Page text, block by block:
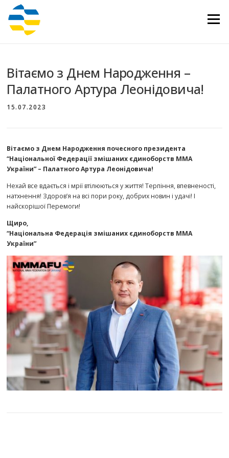
Перейти
вмісту
Меню
Вітаємо з Днем Народження –
Палатного Артура Леонідовича!
15.07.2023
Вітаємо з Днем Народження почесного президента
“Національної Федерації змішаних єдиноборств ММА
України” – Палатного Артура Леонідовича!
Нехай все вдається і мрії втілюються у життя! Терпіння, впевненості,
натхнення! Здоров’я на всі пори року, добрих новин і удачі! І
найскорішої Перемоги!
Щиро,
“Національна Федерація змішаних єдиноборств ММА
України”